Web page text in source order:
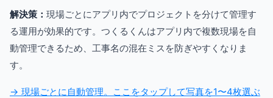
解決策： 現場ごとにアプリ内でプロジェクトを分けて管理す
る運用が効果的です。つくるくんはアプリ内で複数現場を自
動管理できるため、工事名の混在ミスを防ぎやすくなりま
す。
→ 現場ごとに自動管理。ここをタップして写真を1〜4枚選ぶ